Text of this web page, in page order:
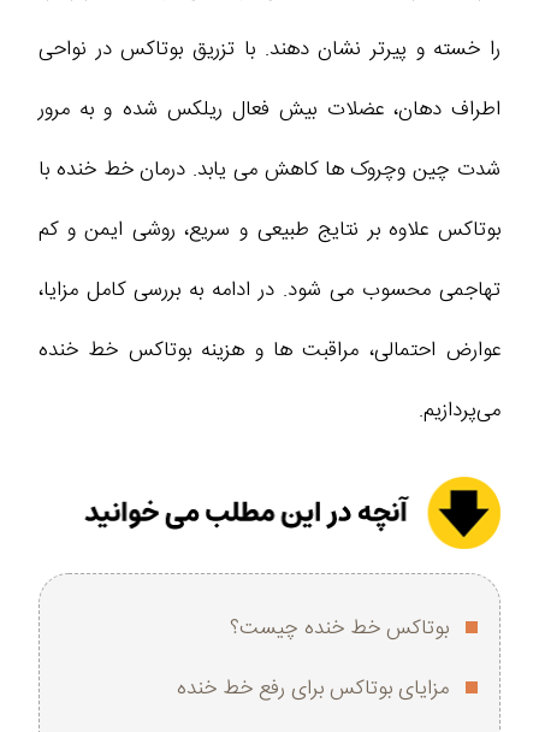
را خسته و پیرتر نشان دهند. با تزریق بوتاکس در نواحی
اطراف دهان، عضلات بیش‌ فعال ریلکس شده و به‌ مرور
شدت چین‌ وچروک‌ ها کاهش می‌ یابد. درمان خط خنده با
بوتاکس علاوه بر نتایج طبیعی و سریع، روشی ایمن و کم‌
تهاجمی محسوب می‌ شود. در ادامه به بررسی کامل مزایا،
عوارض احتمالی، مراقبت‌ ها و هزینه بوتاکس خط خنده
می‌پردازیم.
بوتاکس خط خنده چیست؟
مزایای بوتاکس برای رفع خط خنده